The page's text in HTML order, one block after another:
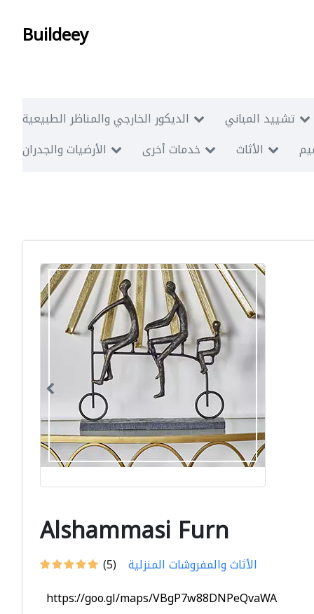
Buildeey
الديكور الخارجي والمناظر الطبيعية تشييد المباني
الأرضيات والجدران
خدمات أخرى الأثاث
Alshammasi Furn
(5) الأثاث والمفروشات المنزلية
https://goo.gl/maps/VBgP7w88DNPeQvaWA